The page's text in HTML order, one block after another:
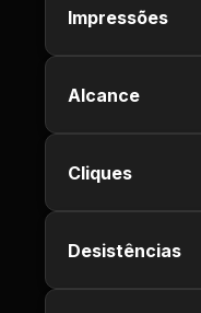
Impressões
Alcance
Cliques
Desistências